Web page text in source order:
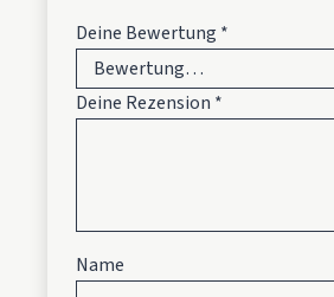
Deine Bewertung *
Deine Rezension *
Name